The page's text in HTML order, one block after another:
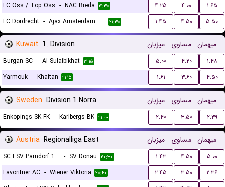
FC Oss / Top Oss - NAC Breda ۲۱:۳۰ ۴.۲۵ ۴.۰۰
۱.۶۵
FC Dordrecht - Ajax Amsterdam Reserves ۲۱:۳۰ ۱.۴۵ ۴.۵۰ ۵.۵۰
Kuwait 1. Division میزبان مساوی میهمان
Burgan SC - Al Sulaibikhat ۲۱:۱۵ ۵.۰۰ ۴.۲۰
۱.۴۸
Yarmouk - Khaitan ۲۱:۱۵ ۱.۶۱ ۳.۶۰ ۴.۵۰
Sweden Division 1 Norra میزبان مساوی میهمان
Enkopings SK FK - Karlbergs BK ۲۱:۰۰ ۲.۴۰ ۳.۵۰ ۲.۳۹
Austria Regionalliga East میزبان مساوی میهمان
SC ESV Parndorf 1919 - SV Donau ۲۰:۳۰ ۱.۴۳ ۴.۵۰
۵.۰۰
Favoritner AC - Wiener Viktoria ۲۰:۴۰ ۲.۴۵ ۳.۵۰
۲.۳۶